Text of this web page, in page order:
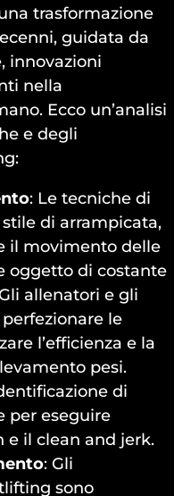
trasformazione
guidata da
innovazioni
nella
Ecco un’analisi
e degli
: Le tecniche di
di arrampicata,
il movimento delle
oggetto di costante
allenatori e gli
le
l’efficienza e la
pesi.
di
per eseguire
e il clean and jerk.
: Gli
sono